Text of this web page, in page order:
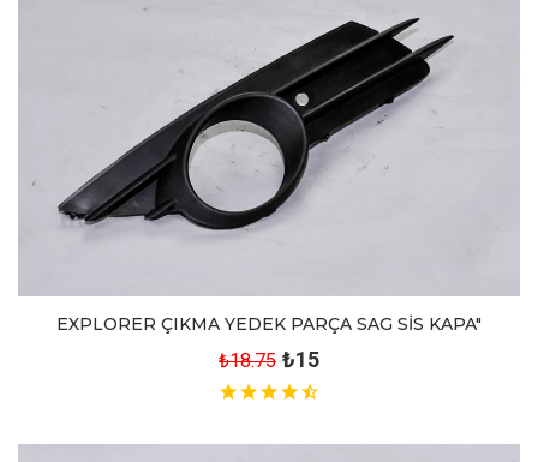
EXPLORER ÇIKMA YEDEK PARÇA SAG SİS KAPA"
₺18.75 ₺15